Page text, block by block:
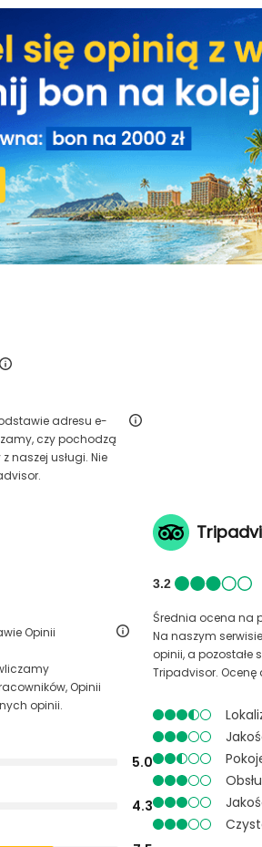
adresu e-
czy pochodzą
naszej usługi. Nie
Opinii
Opinii
opinii.
5.0
4.3
3.2
Średnia ocena na
Na naszym
opinii, a pozostałe
Tripadvisor.